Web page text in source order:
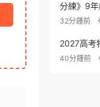
分練》9年
32分鍾前
2027高考
40分鍾前